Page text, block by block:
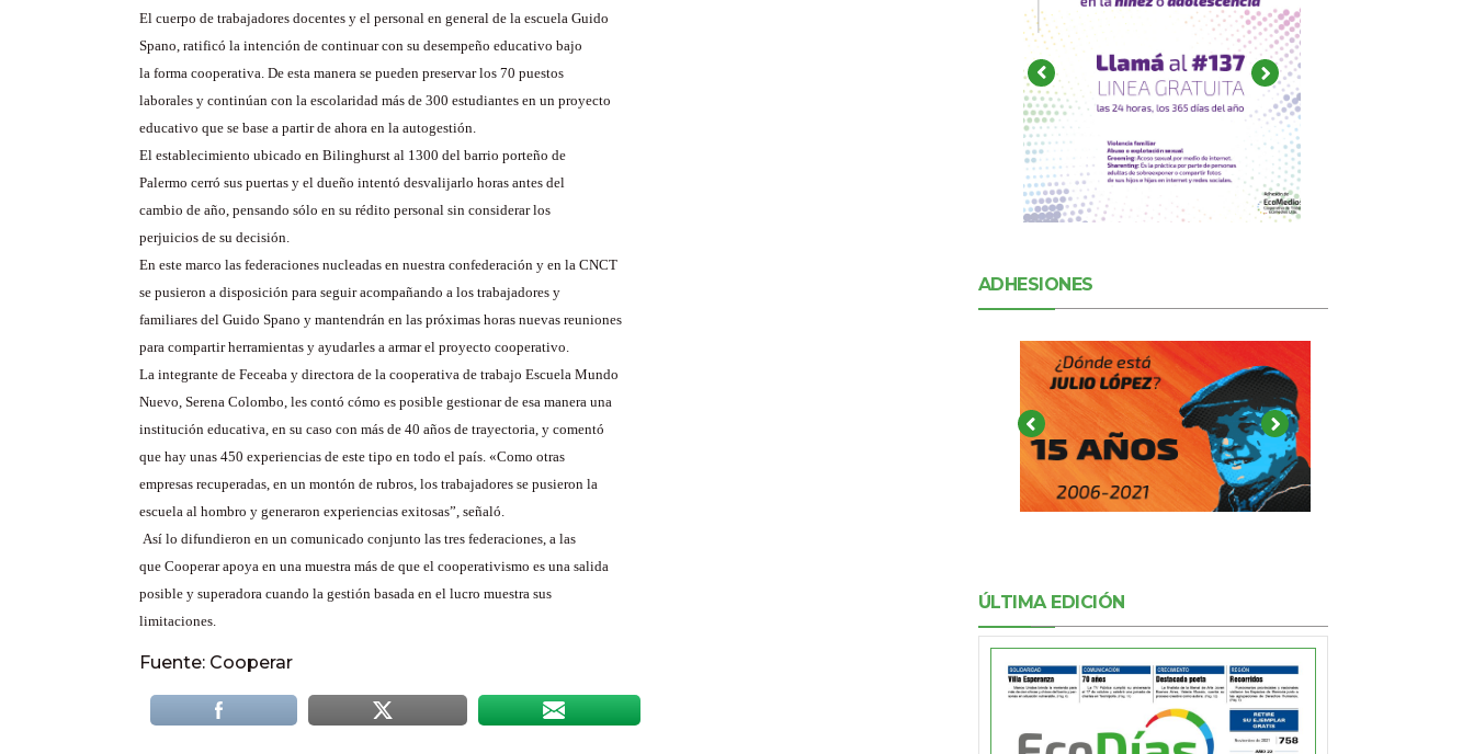
El cuerpo de trabajadores docentes y el personal en general de la escuela Guido
Spano, ratificó la intención de continuar con su desempeño educativo bajo
la forma cooperativa. De esta manera se pueden preservar los 70 puestos
laborales y continúan con la escolaridad más de 300 estudiantes en un proyecto
educativo que se base a partir de ahora en la autogestión.
El establecimiento ubicado en Bilinghurst al 1300 del barrio porteño de
Palermo cerró sus puertas y el dueño intentó desvalijarlo horas antes del
cambio de año, pensando sólo en su rédito personal sin considerar los
perjuicios de su decisión.
En este marco las federaciones nucleadas en nuestra confederación y en la CNCT
se pusieron a disposición para seguir acompañando a los trabajadores y
familiares del Guido Spano y mantendrán en las próximas horas nuevas reuniones
para compartir herramientas y ayudarles a armar el proyecto cooperativo.
La integrante de Feceaba y directora de la cooperativa de trabajo Escuela Mundo
Nuevo, Serena Colombo, les contó cómo es posible gestionar de esa manera una
institución educativa, en su caso con más de 40 años de trayectoria, y comentó
que hay unas 450 experiencias de este tipo en todo el país. «Como otras
empresas recuperadas, en un montón de rubros, los trabajadores se pusieron la
escuela al hombro y generaron experiencias exitosas”, señaló.
Así lo difundieron en un comunicado conjunto las tres federaciones, a las
que Cooperar apoya en una muestra más de que el cooperativismo es una salida
posible y superadora cuando la gestión basada en el lucro muestra sus
limitaciones.
Fuente: Cooperar
ADHESIONES
ÚLTIMA EDICIÓN